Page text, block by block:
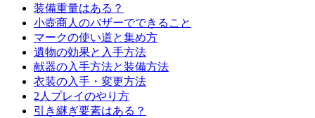
装備重量はある？
小壺商人のバザーでできること
マークの使い道と集め方
遺物の効果と入手方法
献器の入手方法と装備方法
衣装の入手・変更方法
2人プレイのやり方
引き継ぎ要素はある？